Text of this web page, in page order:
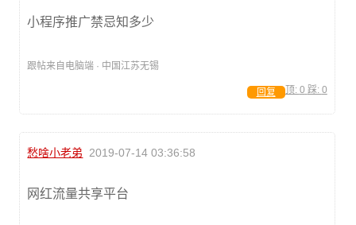
小程序推广禁忌知多少
跟帖来自电脑端 · 中国江苏无锡
顶: 0 踩: 0
回复
愁啥小老弟 2019-07-14 03:36:58
网红流量共享平台